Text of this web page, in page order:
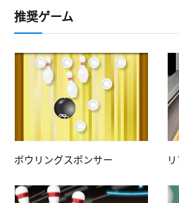
推奨ゲーム
ボウリングスポンサー